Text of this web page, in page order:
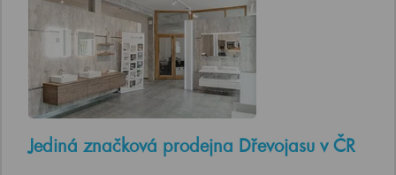
Jediná značková prodejna Dřevojasu v ČR